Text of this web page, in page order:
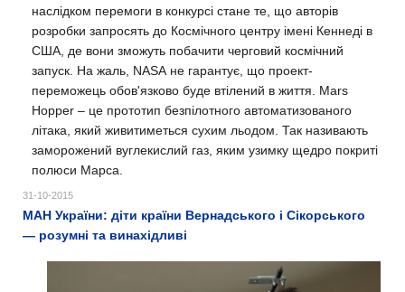
наслідком перемоги в конкурсі стане те, що авторів
розробки запросять до Космічного центру імені Кеннеді в
США, де вони зможуть побачити черговий космічний
запуск. На жаль, NASA не гарантує, що проект-
переможець обов'язково буде втілений в життя. Mars
Hopper – це прототип безпілотного автоматизованого
літака, який живитиметься сухим льодом. Так називають
заморожений вуглекислий газ, яким узимку щедро покриті
полюси Марса.
31-10-2015
МАН України: дiти країни Вернадського і Сікорського
— розумні та винахідливі